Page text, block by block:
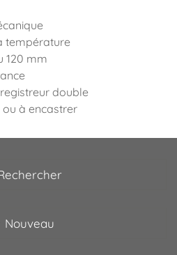
température
120 mm
double
à encastrer
Nouveau